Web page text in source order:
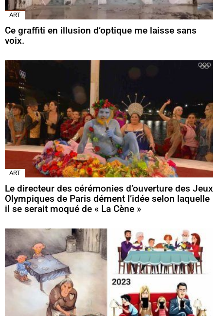
ART
Ce graffiti en illusion d’optique me laisse sans
voix.
ART
Le directeur des cérémonies d’ouverture des Jeux
Olympiques de Paris dément l’idée selon laquelle
il se serait moqué de « La Cène »